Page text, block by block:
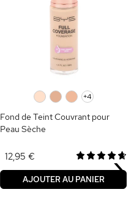
+4
Fond de Teint Couvrant pour
Peau Sèche
12,95 €
AJOUTER AU PANIER ›